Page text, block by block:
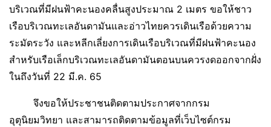
บริเวณที่มีฝนฟ้าคะนองคลื่นสูงประมาณ 2 เมตร ขอให้ชาว
เรือบริเวณทะเลอันดามันและอ่าวไทยควรเดินเรือด้วยความ
ระมัดระวัง และหลีกเลี่ยงการเดินเรือบริเวณที่มีฝนฟ้าคะนอง
สำหรับเรือเล็กบริเวณทะเลอันดามันตอนบนควรงดออกจากฝั่ง
ในถึงวันที่ 22 มี.ค. 65
จึงขอให้ประชาชนติดตามประกาศจากกรม
อุตุนิยมวิทยา และสามารถติดตามข้อมูลที่เว็บไซต์กรม